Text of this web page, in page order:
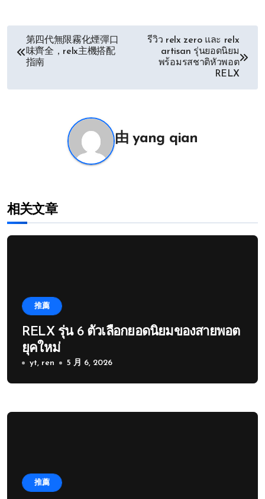
导
第四代無限霧化煙彈口
味齊全，relx主機搭配
指南
รีวิว relx zero และ relx
artisan รุ่นยอดนิยม
พร้อมรสชาติหัวพอต
RELX
由yang qian
相关文章
推薦
RELX รุ่น 6 ตัวเลือกยอดนิยมของสายพอต
ยุคใหม่
yt, ren 5 月 6, 2026
推薦